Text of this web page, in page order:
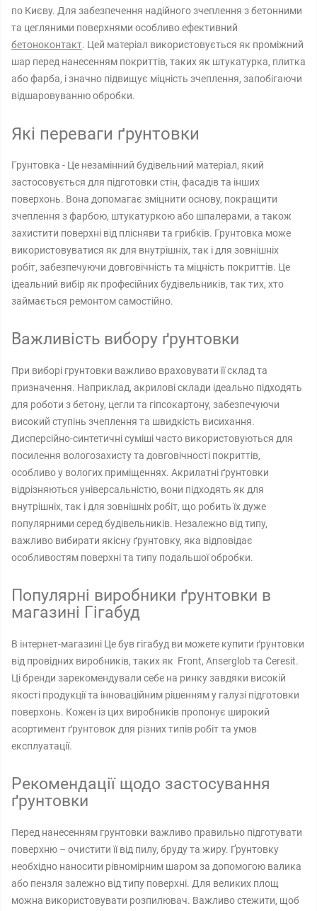
по Києву. Для забезпечення надійного зчеплення з бетонними
та цегляними поверхнями особливо ефективний
бетоноконтакт. Цей матеріал використовується як проміжний
шар перед нанесенням покриттів, таких як штукатурка, плитка
або фарба, і значно підвищує міцність зчеплення, запобігаючи
відшаровуванню обробки.
Які переваги ґрунтовки
Грунтовка - Це незамінний будівельний матеріал, який
застосовується для підготовки стін, фасадів та інших
поверхонь. Вона допомагає зміцнити основу, покращити
зчеплення з фарбою, штукатуркою або шпалерами, а також
захистити поверхні від плісняви ​​та грибків. Грунтовка може
використовуватися як для внутрішніх, так і для зовнішніх
робіт, забезпечуючи довговічність та міцність покриттів. Це
ідеальний вибір як професійних будівельників, так тих, хто
займається ремонтом самостійно.
Важливість вибору ґрунтовки
При виборі грунтовки важливо враховувати її склад та
призначення. Наприклад, акрилові склади ідеально підходять
для роботи з бетону, цегли та гіпсокартону, забезпечуючи
високий ступінь зчеплення та швидкість висихання.
Дисперсійно-синтетичні суміші часто використовуються для
посилення вологозахисту та довговічності покриттів,
особливо у вологих приміщеннях. Акрилатні ґрунтовки
відрізняються універсальністю, вони підходять як для
внутрішніх, так і для зовнішніх робіт, що робить їх дуже
популярними серед будівельників. Незалежно від типу,
важливо вибирати якісну ґрунтовку, яка відповідає
особливостям поверхні та типу подальшої обробки.
Популярні виробники ґрунтовки в
магазині Гігабуд
В інтернет-магазині Це був гігабуд ви можете купити ґрунтовки
від провідних виробників, таких як Front, Anserglob та Ceresit.
Ці бренди зарекомендували себе на ринку завдяки високій
якості продукції та інноваційним рішенням у галузі підготовки
поверхонь. Кожен із цих виробників пропонує широкий
асортимент ґрунтовок для різних типів робіт та умов
експлуатації.
Рекомендації щодо застосування
ґрунтовки
Перед нанесенням грунтовки важливо правильно підготувати
поверхню – очистити її від пилу, бруду та жиру. Ґрунтовку
необхідно наносити рівномірним шаром за допомогою валика
або пензля залежно від типу поверхні. Для великих площ
можна використовувати розпилювач. Важливо стежити, щоб